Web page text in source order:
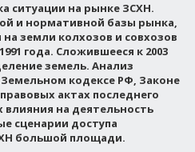
ситуации на рынке ЗСХН.
и нормативной базы рынка,
земли колхозов и совхозов
года. Сложившееся к 2003
земель. Анализ
кодексе РФ, Законе
актах последнего
влияния на деятельность
сценарии доступа
большой площади.